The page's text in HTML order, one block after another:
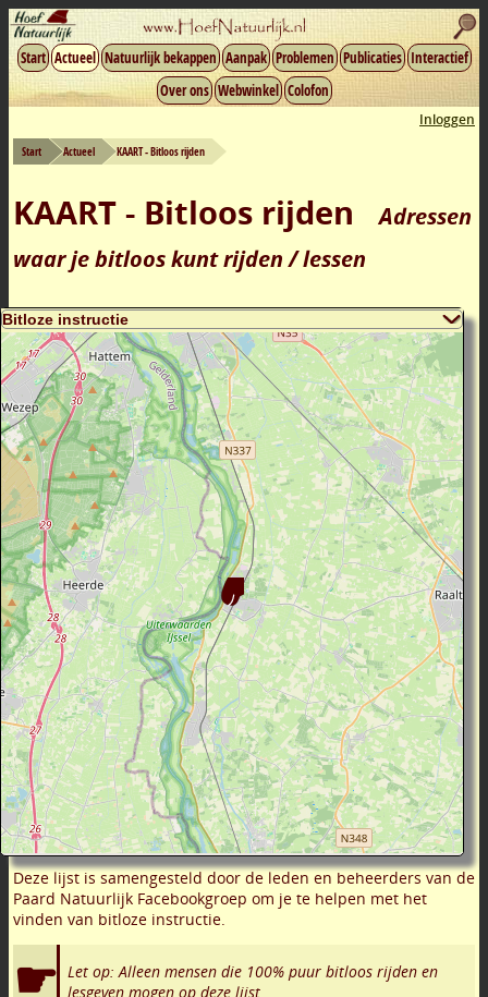
Start Actueel Natuurlijk bekappen Aanpak Problemen Publicaties Interactief
Over ons Webwinkel Colofon
Inloggen
Start Actueel KAART - Bitloos rijden
KAART - Bitloos rijden
Adressen
waar je bitloos kunt rijden / lessen
Deze lijst is samengesteld door de leden en beheerders van de
Paard Natuurlijk Facebookgroep om je te helpen met het
vinden van bitloze instructie.
Let op: Alleen mensen die 100% puur bitloos rijden en
lesgeven mogen op deze lijst